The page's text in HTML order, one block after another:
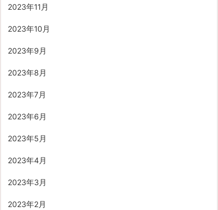
2023年11月
2023年10月
2023年9月
2023年8月
2023年7月
2023年6月
2023年5月
2023年4月
2023年3月
2023年2月